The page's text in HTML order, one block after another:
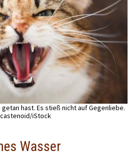
getan hast. Es stieß nicht auf Gegenliebe.
iStock
Wasser